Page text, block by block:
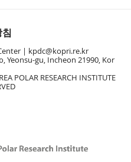
|
kpdc@kopri.re.kr
Yeonsu-gu, Incheon 21990, Kor
POLAR RESEARCH INSTITUTE